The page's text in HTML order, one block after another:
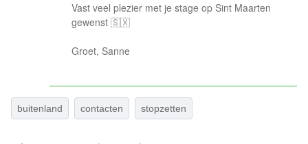
Vast veel plezier met je stage op Sint Maarten
gewenst 🇸🇽
Groet, Sanne
buitenland contacten stopzetten